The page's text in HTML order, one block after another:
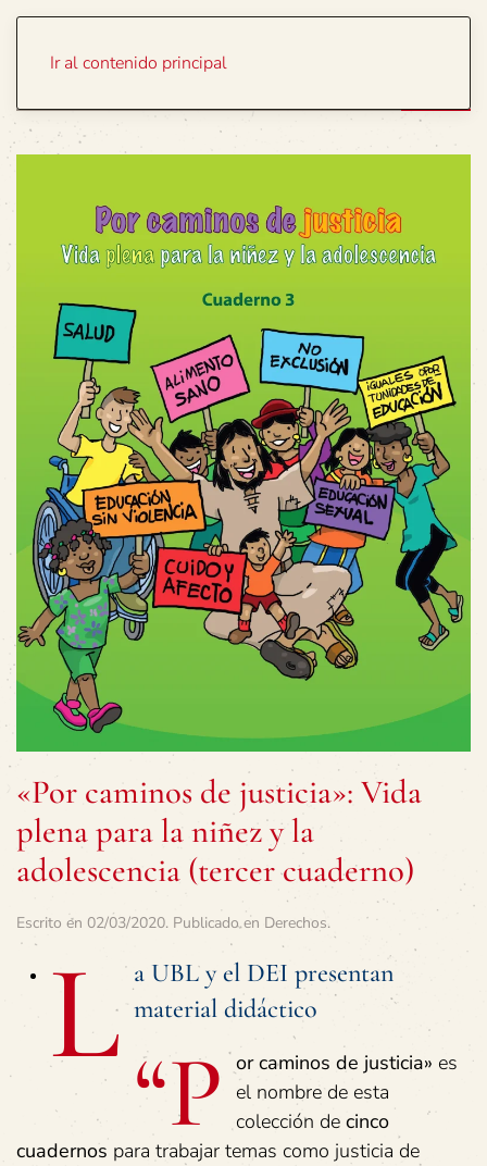
Ir al contenido principal
«Por caminos de justicia»: Vida
plena para la niñez y la
adolescencia (tercer cuaderno)
Escrito en 02/03/2020. Publicado en Derechos.
L a UBL y el DEI presentan
material didáctico
“P or caminos de justicia» es
el nombre de esta
colección de cinco
cuadernos para trabajar temas como justicia de